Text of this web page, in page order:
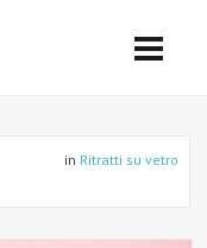
in Ritratti su vetro